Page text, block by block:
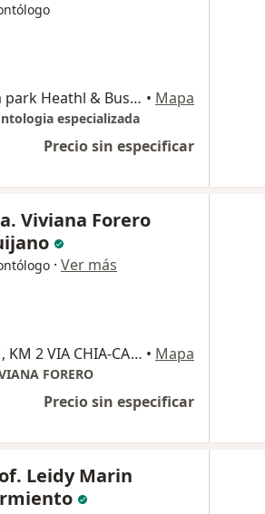
Cra 5 #09-26 Sabana park Heathl & Business Torre 5 Consultorio 207, Cajicá • Mapa
especializada
Precio sin especificar
Viviana Forero
· Ver más
EDIFICIO QUANTUM, KM 2 VIA CHIA-CAJICA COSTADO ORIENTAL, Chía • Mapa
FORERO
Precio sin especificar
Leidy Marin